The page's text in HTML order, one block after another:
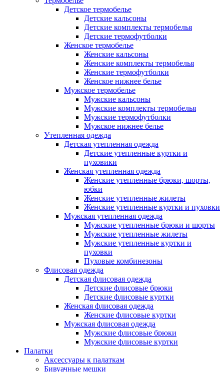
Детское термобелье
Детские кальсоны
Детские комплекты термобелья
Детские термофутболки
Женское термобелье
Женские кальсоны
Женские комплекты термобелья
Женские термофутболки
Женское нижнее белье
Мужское термобелье
Мужские кальсоны
Мужские комплекты термобелья
Мужские термофутболки
Мужское нижнее белье
Утепленная одежда
Детская утепленная одежда
Детские утепленные куртки и
пуховики
Женская утепленная одежда
Женские утепленные брюки, шорты,
юбки
Женские утепленные жилеты
Женские утепленные куртки и пуховки
Мужская утепленная одежда
Мужские утепленные брюки и шорты
Мужские утепленные жилеты
Мужские утепленные куртки и
пуховки
Пуховые комбинезоны
Флисовая одежда
Детская флисовая одежда
Детские флисовые брюки
Детские флисовые куртки
Женская флисовая одежда
Женские флисовые куртки
Мужская флисовая одежда
Мужские флисовые брюки
Мужские флисовые куртки
Палатки
Аксессуары к палаткам
Бивуачные мешки